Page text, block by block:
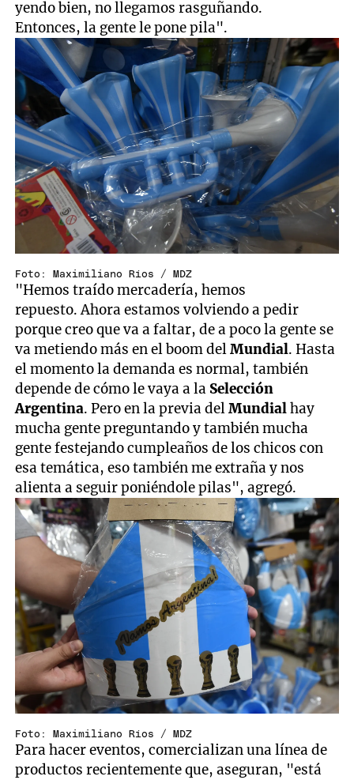
yendo bien, no llegamos rasguñando.
Entonces, la gente le pone pila".
Foto: Maximiliano Ríos / MDZ
"Hemos traído mercadería, hemos
repuesto. Ahora estamos volviendo a pedir
porque creo que va a faltar, de a poco la gente se
va metiendo más en el boom delMundial. Hasta
el momento la demanda es normal, también
depende de cómo le vaya a la Selección
Argentina. Pero en la previa delMundialhay
mucha gente preguntando y también mucha
gente festejando cumpleaños de los chicos con
esa temática, eso también me extraña y nos
alienta a seguir poniéndole pilas", agregó.
Foto: Maximiliano Ríos / MDZ
Para hacer eventos, comercializan una línea de
productos recientemente que, aseguran, "está